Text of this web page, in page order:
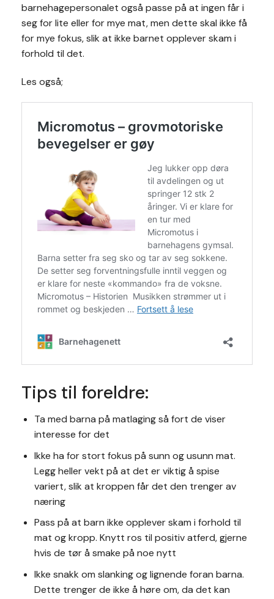
barnehagepersonalet også passe på at ingen får i
seg for lite eller for mye mat, men dette skal ikke få
for mye fokus, slik at ikke barnet opplever skam i
forhold til det.
Les også;
Tips til foreldre:
Ta med barna på matlaging så fort de viser
interesse for det
Ikke ha for stort fokus på sunn og usunn mat.
Legg heller vekt på at det er viktig å spise
variert, slik at kroppen får det den trenger av
næring
Pass på at barn ikke opplever skam i forhold til
mat og kropp. Knytt ros til positiv atferd, gjerne
hvis de tør å smake på noe nytt
Ikke snakk om slanking og lignende foran barna.
Dette trenger de ikke å høre om, da det kan